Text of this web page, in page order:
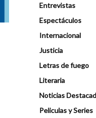
Entrevistas
Espectáculos
Internacional
Justicia
Letras de fuego
Literaria
Noticias
Peliculas y Series